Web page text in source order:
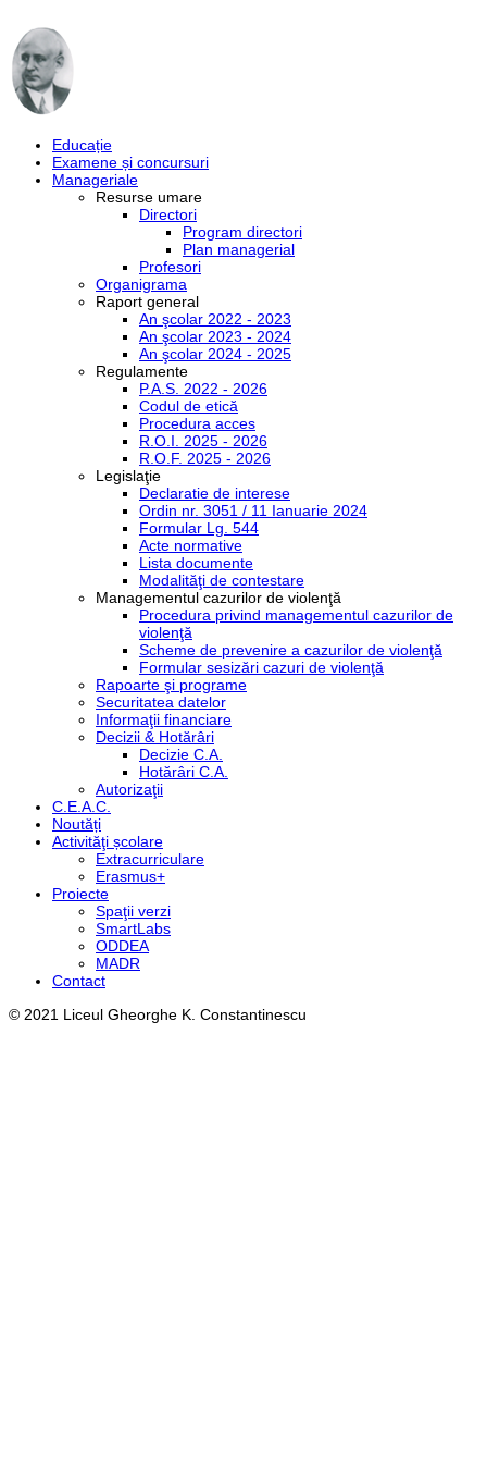
Educație
Examene și concursuri
Manageriale
Resurse umare
Directori
Program directori
Plan managerial
Profesori
Organigrama
Raport general
An şcolar 2022 - 2023
An şcolar 2023 - 2024
An şcolar 2024 - 2025
Regulamente
P.A.S. 2022 - 2026
Codul de etică
Procedura acces
R.O.I. 2025 - 2026
R.O.F. 2025 - 2026
Legislaţie
Declaratie de interese
Ordin nr. 3051 / 11 Ianuarie 2024
Formular Lg. 544
Acte normative
Lista documente
Modalităţi de contestare
Managementul cazurilor de violenţă
Procedura privind managementul cazurilor de
violenţă
Scheme de prevenire a cazurilor de violenţă
Formular sesizări cazuri de violenţă
Rapoarte şi programe
Securitatea datelor
Informaţii financiare
Decizii & Hotărâri
Decizie C.A.
Hotărâri C.A.
Autorizaţii
C.E.A.C.
Noutăți
Activităţi școlare
Extracurriculare
Erasmus+
Proiecte
Spaţii verzi
SmartLabs
ODDEA
MADR
Contact
© 2021 Liceul Gheorghe K. Constantinescu